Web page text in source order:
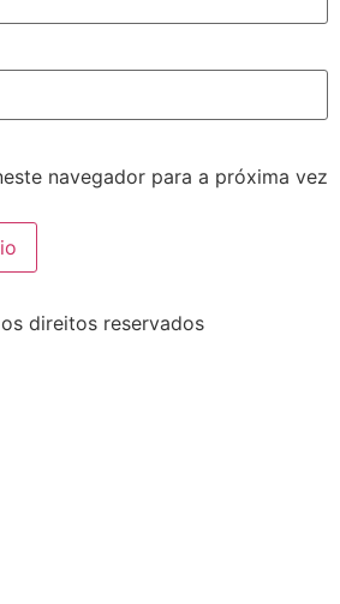
navegador para a próxima vez
direitos reservados